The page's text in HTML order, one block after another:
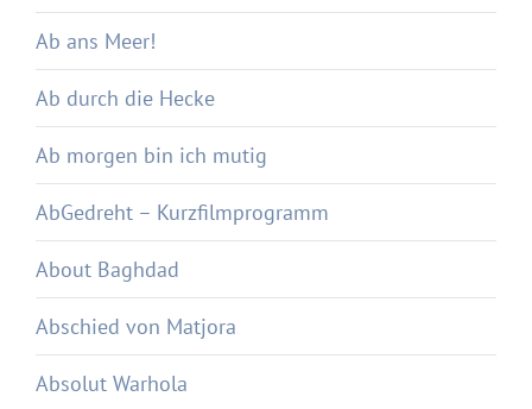
Ab ans Meer!
Ab durch die Hecke
Ab morgen bin ich mutig
AbGedreht – Kurzfilmprogramm
About Baghdad
Abschied von Matjora
Absolut Warhola